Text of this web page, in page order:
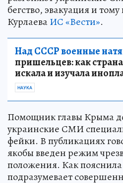
бегство, эвакуация и
КурлаеваИС «Вести».
Над СССР военные
пришельцев: как
искала и изучала
НАУКА
Помощник главы Крыма
украинские СМИ
фейки. В публикациях
якобы введен режим
положения. Как
подразумевает